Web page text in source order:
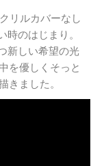
リルカバーなし
のはじまり。
新しい希望の光
を優しくそっと
きました。